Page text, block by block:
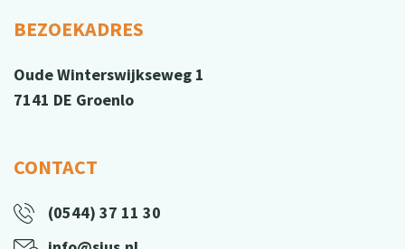
BEZOEKADRES
Oude Winterswijkseweg 1
7141 DE Groenlo
CONTACT
(0544) 37 11 30